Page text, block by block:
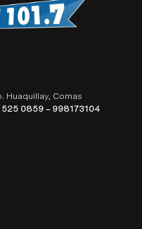
Huaquillay, Comas
0859 – 998173104